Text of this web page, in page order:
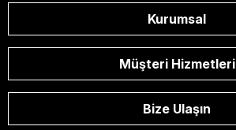
Kurumsal
Müşteri Hizmetleri
Bize Ulaşın